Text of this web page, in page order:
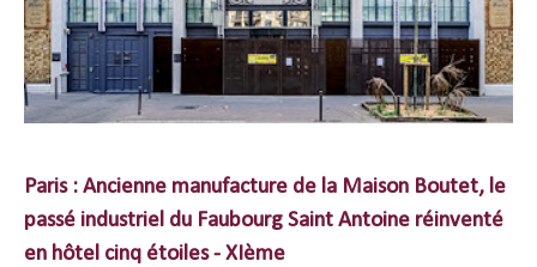
Paris : Ancienne manufacture de la Maison Boutet, le
passé industriel du Faubourg Saint Antoine réinventé
en hôtel cinq étoiles - XIème